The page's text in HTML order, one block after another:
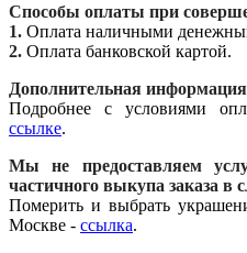
Способы оплаты при
1. Оплата наличными
2. Оплата банковской картой.
Дополнительная информация
Подробнее с условиями
ссылке.
Мы не предоставляем
частичного выкупа заказа в
Померить и выбрать
Москве - ссылка.